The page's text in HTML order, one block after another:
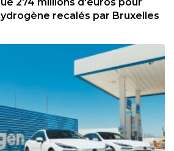
recalés par Bruxelles